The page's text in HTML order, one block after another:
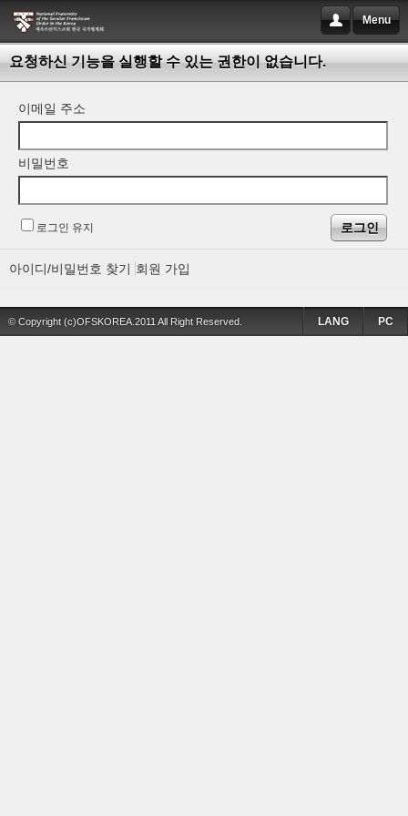
Menu
요청하신 기능을 실행할 수 있는 권한이 없습니다.
이메일 주소
비밀번호
로그인 유지
아이디/비밀번호 찾기 회원 가입
© Copyright (c)OFSKOREA.2011 All Right Reserved. PC
LANG